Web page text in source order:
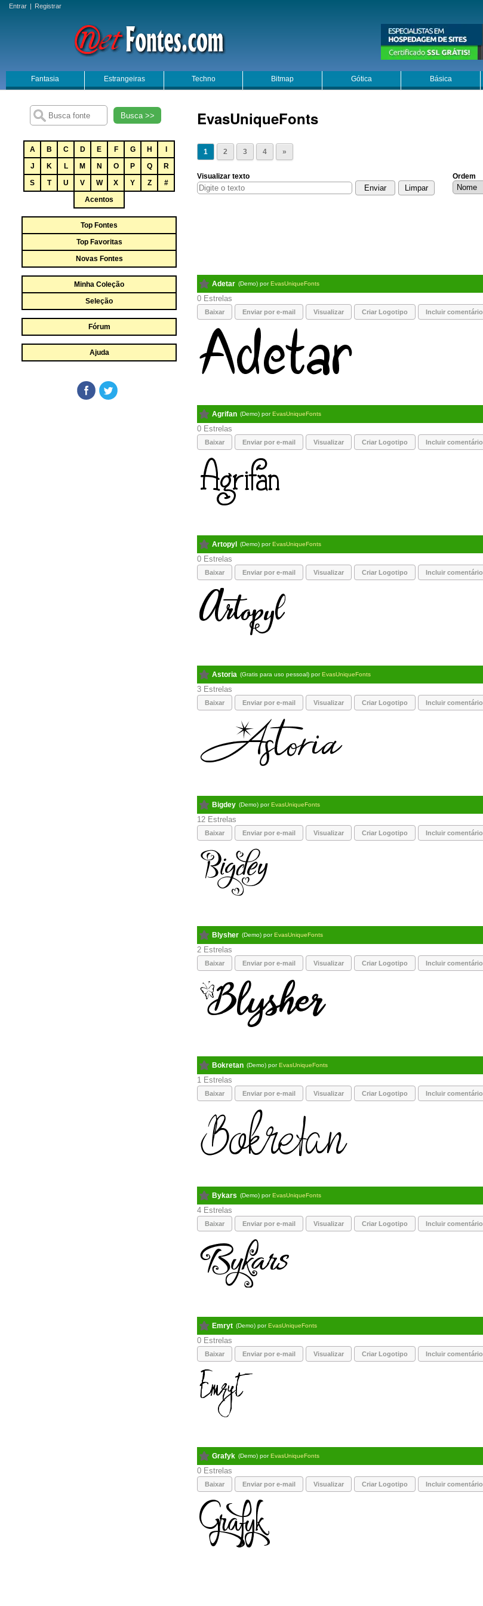
Entrar | Registrar
Fantasia Estrangeiras Techno Bitmap Gótica Básica
Busca >>
A B C D E F G H
J
K L M N O P Q
R
S
T U V W X Y Z
#
Acentos
Top Fontes
Top Favoritas
Novas Fontes
Minha Coleção
Seleção
Fórum
Ajuda
EvasUniqueFonts
1 2 3 4 »
Visualizar texto Ordem
Adetar (Demo) porEvasUniqueFonts
0
Baixar Enviar por e-mail Visualizar Criar Logotipo Incluir comentário
Agrifan (Demo) porEvasUniqueFonts
0
Baixar Enviar por e-mail Visualizar Criar Logotipo Incluir comentário
Artopyl (Demo) porEvasUniqueFonts
0
Baixar Enviar por e-mail Visualizar Criar Logotipo Incluir comentário
Astoria (Gratis para uso pessoal) porEvasUniqueFonts
3
Baixar Enviar por e-mail Visualizar Criar Logotipo Incluir comentário
Bigdey (Demo) porEvasUniqueFonts
12
Baixar Enviar por e-mail Visualizar Criar Logotipo Incluir comentário
Blysher (Demo) porEvasUniqueFonts
2
Baixar Enviar por e-mail Visualizar Criar Logotipo Incluir comentário
Bokretan (Demo) porEvasUniqueFonts
1
Baixar Enviar por e-mail Visualizar Criar Logotipo Incluir comentário
Bykars (Demo) porEvasUniqueFonts
4
Baixar Enviar por e-mail Visualizar Criar Logotipo Incluir comentário
Emryt (Demo) porEvasUniqueFonts
0
Baixar Enviar por e-mail Visualizar Criar Logotipo Incluir comentário
Grafyk (Demo) porEvasUniqueFonts
0
Baixar Enviar por e-mail Visualizar Criar Logotipo Incluir comentário